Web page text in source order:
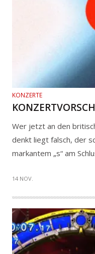
KONZERTE
Wer jetzt an den
denkt liegt falsch, der
markantem „s“ am
14 NOV.